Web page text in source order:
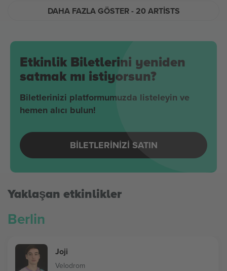
DAHA FAZLA GÖSTER- 20 ARTISTS
Etkinlik Biletlerini yeniden
satmak mı istiyorsun?
Biletlerinizi platformumuzda listeleyin ve
hemen alıcı bulun!
BILETLERINIZI SATIN
Yaklaşan etkinlikler
Berlin
Joji
Velodrom